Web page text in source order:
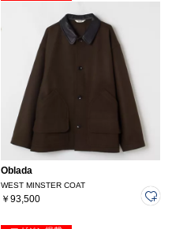
Oblada
WEST MINSTER COAT
￥93,500